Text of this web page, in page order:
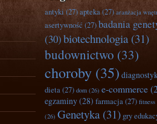
antyki(27)apteka(27) aranżacja
asertywność (27)badania
(30)biotechnologia(31)
budownictwo (33)
choroby (35)
dieta(27) dom (26) e-commerce
egzaminy(28) farmacja(27) fitness
(26) Genetyka(31) gry